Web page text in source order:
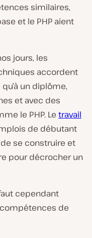
similaires,
et le PHP aient
jours, les
accordent
un diplôme,
et avec des
le PHP. Le travail
de débutant
se construire et
pour décrocher un
cependant
de